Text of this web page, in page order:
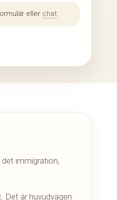
eller chat.
immigration,
. Det är huvudvägen